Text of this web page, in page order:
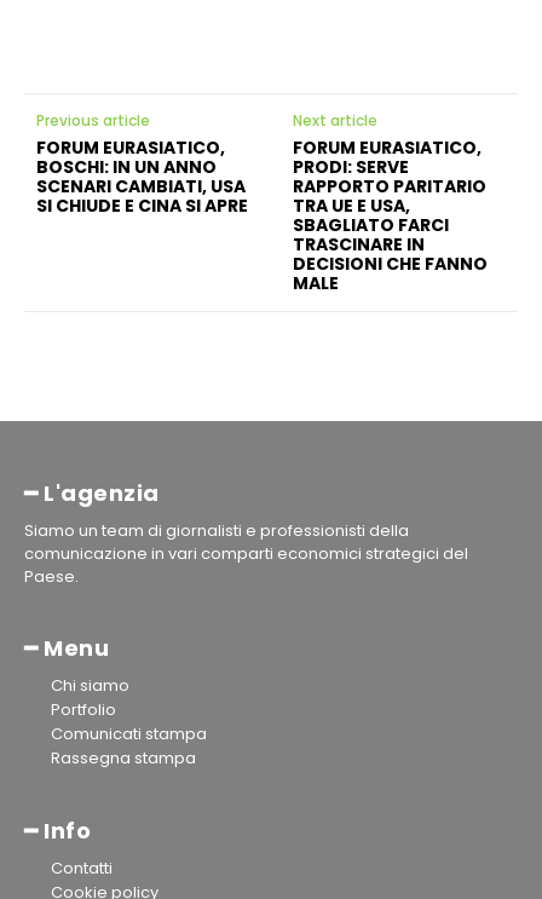
Previous article
FORUM EURASIATICO,
BOSCHI: IN UN ANNO
SCENARI CAMBIATI, USA
SI CHIUDE E CINA SI APRE
Next article
FORUM EURASIATICO,
PRODI: SERVE
RAPPORTO PARITARIO
TRA UE E USA,
SBAGLIATO FARCI
TRASCINARE IN
DECISIONI CHE FANNO
MALE
━ L'agenzia
Siamo un team di giornalisti e professionisti della
comunicazione in vari comparti economici strategici del
Paese.
━ Menu
Chi siamo
Portfolio
Comunicati stampa
Rassegna stampa
━ Info
Contatti
Cookie policy